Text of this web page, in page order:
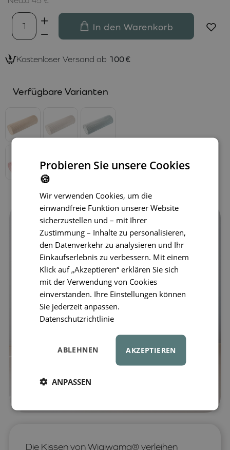
In den Warenkorb
Kostenloser Versand ab 100 €
Verfügbare Varianten
Die Kissen von Wigiwama® verleihen
Probieren Sie unsere Cookies
🍪
Wir verwenden Cookies, um die
einwandfreie Funktion unserer Website
sicherzustellen und – mit Ihrer
Zustimmung – Inhalte zu personalisieren,
den Datenverkehr zu analysieren und Ihr
Einkaufserlebnis zu verbessern. Mit einem
Klick auf „Akzeptieren“ erklären Sie sich
mit der Verwendung von Cookies
einverstanden. Ihre Einstellungen können
Sie jederzeit anpassen.
Datenschutzrichtlinie
AKZEPTIEREN
ABLEHNEN
ANPASSEN